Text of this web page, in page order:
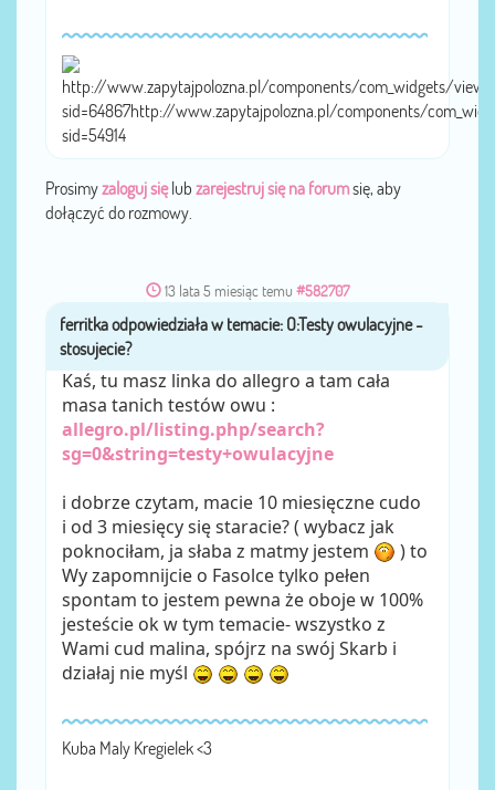
http://www.zapytajpolozna.pl/components/com_widgets/
sid=64867http://www.zapytajpolozna.pl/components/
sid=54914
Prosimyzaloguj sięlub zarejestruj się na forumsię, aby
dołączyć do rozmowy.
13 lata 5 miesiąc temu #582707
przezferritka
Kaś, tu masz linka do allegro a tam cała
masa tanich testów owu :
allegro.pl/listing.php/search?
sg=0&string=testy+owulacyjne
i dobrze czytam, macie 10 miesięczne cudo
i od 3 miesięcy się staracie? ( wybacz jak
poknociłam, ja słaba z matmy jestem
) to
Wy zapomnijcie o Fasolce tylko pełen
spontam to jestem pewna że oboje w 100%
jesteście ok w tym temacie- wszystko z
Wami cud malina, spójrz na swój Skarb i
działaj nie myśl
Kuba Maly Kregielek <3